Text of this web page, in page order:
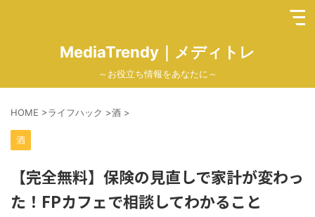
MediaTrendy｜メディトレ
～お役立ち情報をあなたに～
HOME >ライフハック >酒 >
酒
【完全無料】保険の見直しで家計が変わっ
た！FPカフェで相談してわかること